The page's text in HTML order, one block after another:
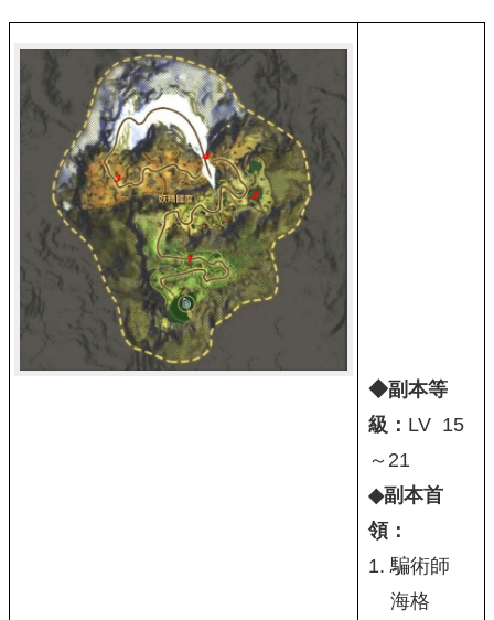
◆副本等
級： LV 15
～21
◆副本首
領：
騙術師
海格